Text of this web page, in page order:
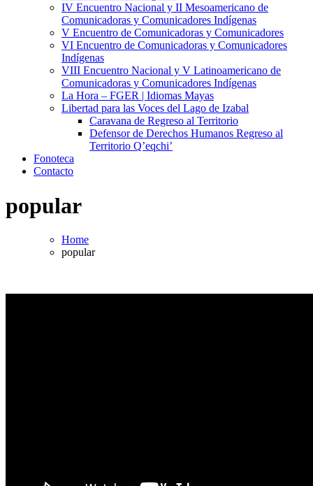
IV Encuentro Nacional y II Mesoamericano de
Comunicadoras y Comunicadores Indígenas
V Encuentro de Comunicadoras y Comunicadores
VI Encuentro de Comunicadoras y Comunicadores
Indígenas
VIII Encuentro Nacional y V Latinoamericano de
Comunicadoras y Comunicadores Indígenas
La Hora – FGER | Idiomas Mayas
Libertad para las Voces del Lago de Izabal
Caravana de Regreso al Territorio
Defensor de Derechos Humanos Regreso al
Territorio Q’eqchi’
Fonoteca
Contacto
popular
Home
popular